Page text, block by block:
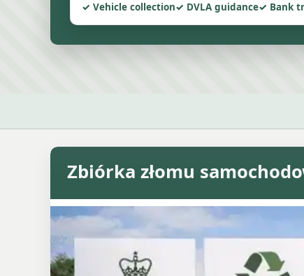
Vehicle collection DVLA guidance Bank
Zbiórka złomu